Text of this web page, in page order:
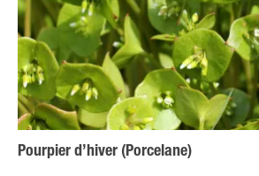
Pourpier d’hiver (Porcelane)